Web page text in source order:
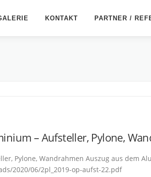
KONTAKT PARTNER /
– Aufsteller, Pylone,
Pylone, Wandrahmen Auszug aus dem
2020/06/2pl_2019-op-aufst-22.pdf